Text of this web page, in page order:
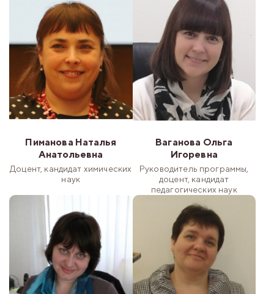
Пиманова Наталья
Анатольевна
Доцент, кандидат химических
наук
Ваганова Ольга
Игоревна
Руководитель программы,
доцент, кандидат
педагогических наук